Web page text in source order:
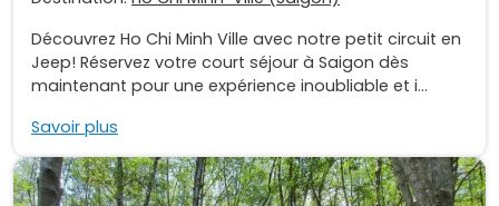
Découvrez Ho Chi Minh Ville avec notre petit circuit en
Jeep! Réservez votre court séjour à Saigon dès
maintenant pour une expérience inoubliable et i...
Savoir plus